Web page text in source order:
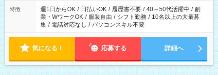
特徴 週1日からOK / 日払いOK / 履歴書不要 / 40～50代活躍中 / 副
業・WワークOK / 服装自由 / シフト勤務 / 10名以上の大量募
集 / 電話対応なし / パソコンスキル不要
気になる！ 応募する 詳細へ